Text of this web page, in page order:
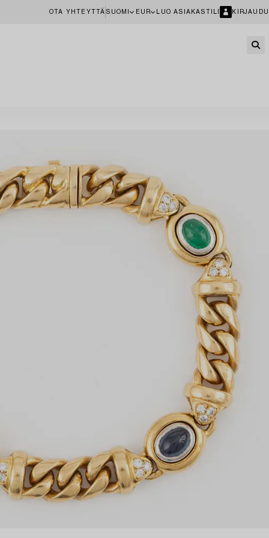
OTA YHTEYTTÄ SUOMI EUR LUO ASIAKASTILI KIRJAUDU